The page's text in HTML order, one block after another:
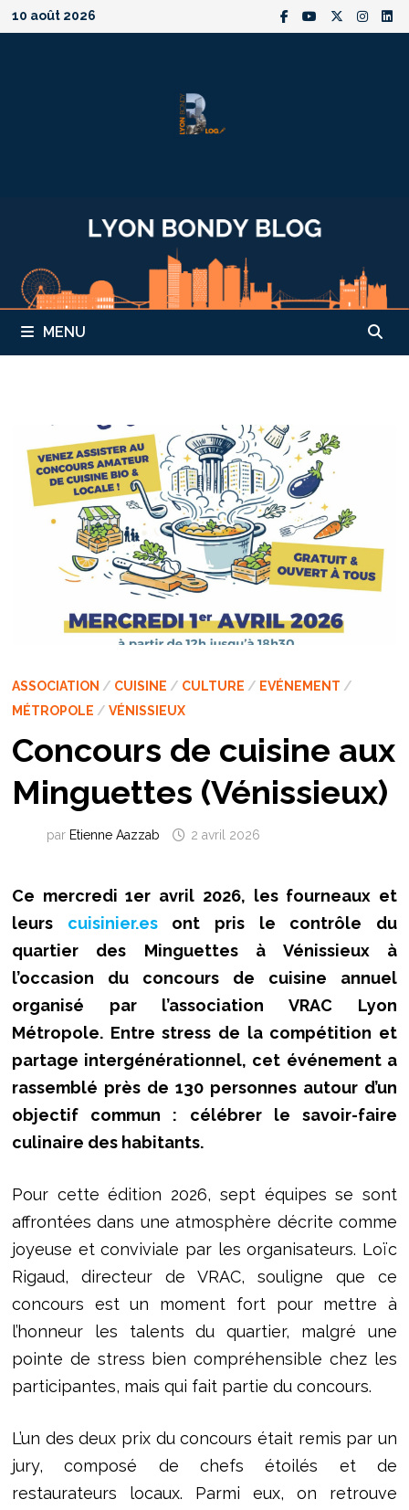
Passer
au
10 août 2026
MENU
ASSOCIATION / CUISINE / CULTURE / EVÉNEMENT /
MÉTROPOLE / VÉNISSIEUX
Concours de cuisine aux
Minguettes (Vénissieux)
par Etienne Aazzab 2 avril 2026
Ce mercredi 1er avril 2026, les fourneaux et
leurs cuisinier.esont pris le contrôle du
quartier des Minguettes à Vénissieux à
l’occasion du concours de cuisine annuel
organisé par l’association VRAC Lyon
Métropole. Entre stress de la compétition et
partage intergénérationnel, cet événement a
rassemblé près de 130 personnes autour d’un
objectif commun : célébrer le savoir-faire
culinaire des habitants.
Pour cette édition 2026, sept équipes se sont
affrontées dans une atmosphère décrite comme
joyeuse et conviviale par les organisateurs. Loïc
Rigaud, directeur de VRAC, souligne que ce
concours est un moment fort pour mettre à
l’honneur les talents du quartier, malgré une
pointe de stress bien compréhensible chez les
participantes, mais qui fait partie du concours.
L’un des deux prix du concours était remis par un
jury, composé de chefs étoilés et de
restaurateurs locaux. Parmi eux, on retrouve